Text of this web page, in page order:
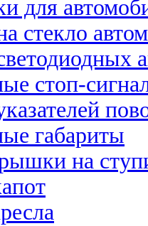
для
стекло
стоп-
габариты
на